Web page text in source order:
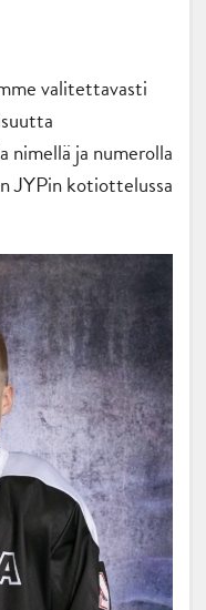
valitettavasti
nimellä ja numerolla
JYPin kotiottelussa